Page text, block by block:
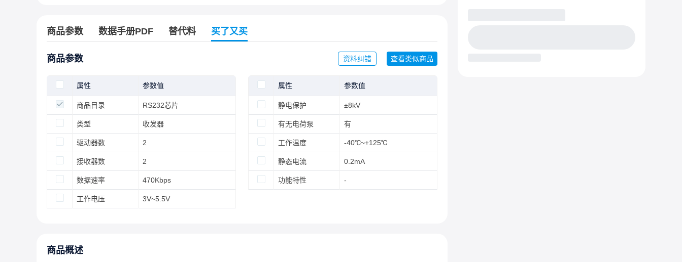
商品参数 数据手册PDF 替代料 买了又买
商品参数 资料纠错 查看类似商品
属性 参数值
商品目录 RS232芯片
类型 收发器
驱动器数 2
接收器数 2
数据速率 470Kbps
工作电压 3V~5.5V
属性 参数值
静电保护 ±8kV
有无电荷泵 有
工作温度 -40℃~+125℃
静态电流 0.2mA
功能特性 -
商品概述